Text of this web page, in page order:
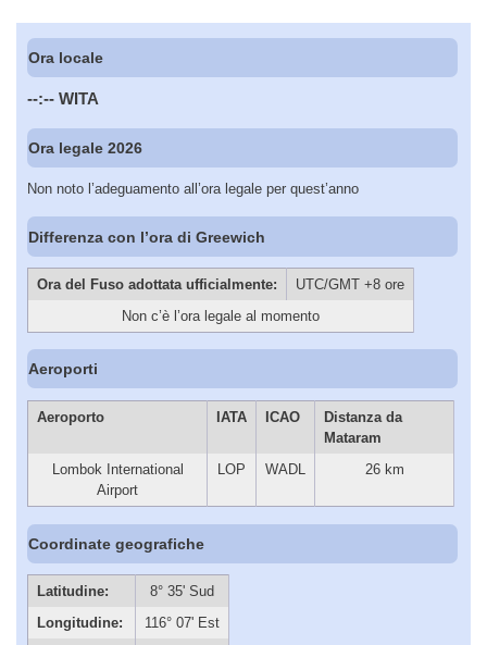
Ora locale
--:-- WITA
Ora legale 2026
Non noto l’adeguamento all’ora legale per quest’anno
Differenza con l’ora di Greewich
Ora del Fuso adottata ufficialmente:
UTC/GMT +8 ore
Non c’è l’ora legale al momento
Aeroporti
Aeroporto IATA ICAO
Distanza da
Mataram
Lombok International
Airport
LOP WADL 26 km
Coordinate geografiche
Latitudine:
8° 35' Sud
Longitudine:
116° 07' Est